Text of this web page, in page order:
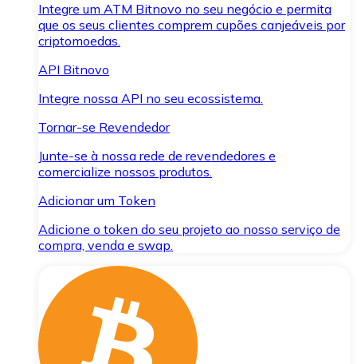
Integre um ATM Bitnovo no seu negócio e permita
que os seus clientes comprem cupões canjeáveis por
criptomoedas.
API Bitnovo
Integre nossa API no seu ecossistema.
Tornar-se Revendedor
Junte-se à nossa rede de revendedores e
comercialize nossos produtos.
Adicionar um Token
Adicione o token do seu projeto ao nosso serviço de
compra, venda e swap.